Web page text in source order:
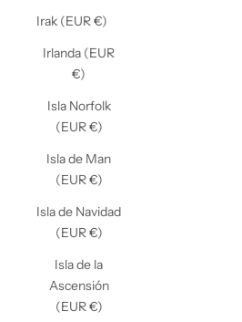
Irak (EUR €)
Irlanda (EUR
€)
Isla Norfolk
(EUR €)
Isla de Man
(EUR €)
Isla de Navidad
(EUR €)
Isla de la
Ascensión
(EUR €)